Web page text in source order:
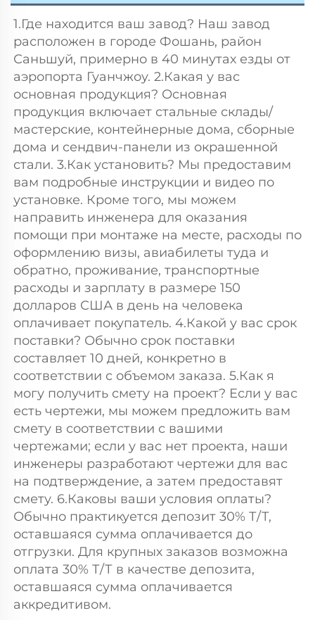
1.Где находится ваш завод? Наш завод
расположен в городе Фошань, район
Саньшуй, примерно в 40 минутах езды от
аэропорта Гуанчжоу. 2.Какая у вас
основная продукция? Основная
продукция включает стальные склады/
мастерские, контейнерные дома, сборные
дома и сендвич-панели из окрашенной
стали. 3.Как установить? Мы предоставим
вам подробные инструкции и видео по
установке. Кроме того, мы можем
направить инженера для оказания
помощи при монтаже на месте, расходы по
оформлению визы, авиабилеты туда и
обратно, проживание, транспортные
расходы и зарплату в размере 150
долларов США в день на человека
оплачивает покупатель. 4.Какой у вас срок
поставки? Обычно срок поставки
составляет 10 дней, конкретно в
соответствии с объемом заказа. 5.Как я
могу получить смету на проект? Если у вас
есть чертежи, мы можем предложить вам
смету в соответствии с вашими
чертежами; если у вас нет проекта, наши
инженеры разработают чертежи для вас
на подтверждение, а затем предоставят
смету. 6.Каковы ваши условия оплаты?
Обычно практикуется депозит 30% Т/Т,
оставшаяся сумма оплачивается до
отгрузки. Для крупных заказов возможна
оплата 30% Т/Т в качестве депозита,
оставшаяся сумма оплачивается
аккредитивом.